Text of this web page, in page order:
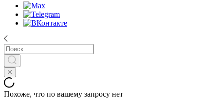
Похоже, что по вашему запросу нет